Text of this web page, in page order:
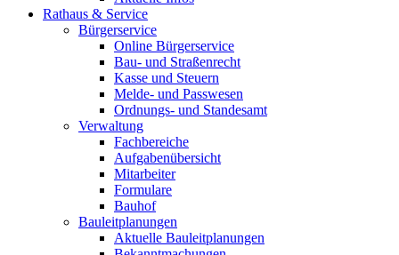
Rathaus & Service
Bürgerservice
Online Bürgerservice
Bau- und Straßenrecht
Kasse und Steuern
Melde- und Passwesen
Ordnungs- und Standesamt
Verwaltung
Fachbereiche
Aufgabenübersicht
Mitarbeiter
Formulare
Bauhof
Bauleitplanungen
Aktuelle Bauleitplanungen